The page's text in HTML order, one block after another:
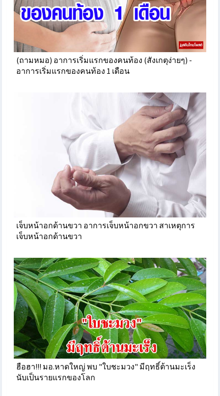
(ถามหมอ) อาการเริ่มแรกของคนท้อง (สังเกตุง่ายๆ) -
อาการเริ่มแรกของคนท้อง 1 เดือน
เจ็บหน้าอกด้านขวา อาการเจ็บหน้าอกขวา สาเหตุการ
เจ็บหน้าอกด้านขวา
ฮือฮา!!! มอ.หาดใหญ่ พบ "ใบชะมวง" มีฤทธิ์ต้านมะเร็ง
นับเป็นรายแรกของโลก